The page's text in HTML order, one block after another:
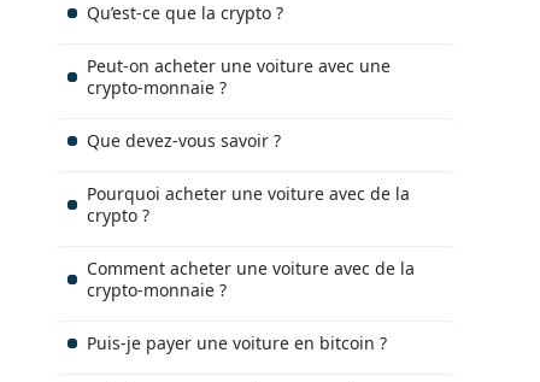
Qu’est-ce que la crypto ?
Peut-on acheter une voiture avec une
crypto-monnaie ?
Que devez-vous savoir ?
Pourquoi acheter une voiture avec de la
crypto ?
Comment acheter une voiture avec de la
crypto-monnaie ?
Puis-je payer une voiture en bitcoin ?